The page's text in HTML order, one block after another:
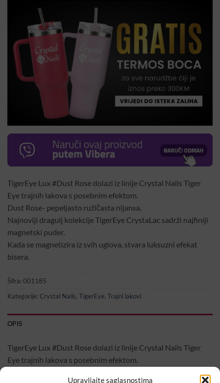
Upravljajte saglasnostima
TigerEye Lux #Dust Rose dolazi iz linije Crystal Nails Tiger
Eye trajnih lakova s posebnim efektom.
Dust Rose- pepeljasto ružičasta nijansa.
Najnoviji dragulj kolekcije TigerEye CrystaLac sadrži najfiniji
magnetski puder.
Kada se magnetizira iz svih uglova, stvara luksuzni efekat
bisera.
Šifra: 001185
Kategorije: Crystal Nails, TigerEye, Trajni lakovi
OPIS
TigerEye Lux #Dust Rose dolazi iz linije Crystal Nails Tiger
Eye trajnih lakova s posebnim efektom.